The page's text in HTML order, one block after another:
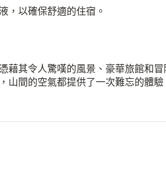
，以確保舒適的住宿。
藉其令人驚嘆的風景、豪華旅館和冒
山間的空氣都提供了一次難忘的體驗